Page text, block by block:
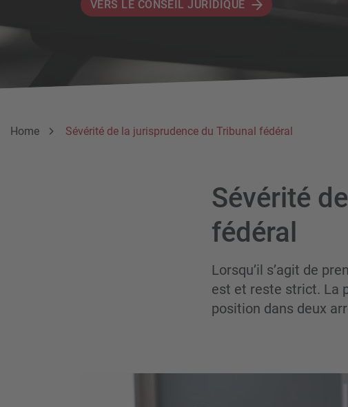
VERS LE CONSEIL JURIDIQUE
Breadcrumb
Vous êtes ici:
Home Sévérité de la jurisprudence du Tribunal fédéral
Sévérité
fédéral
Lorsqu’il s’agit de
est et reste strict. La
position dans deux